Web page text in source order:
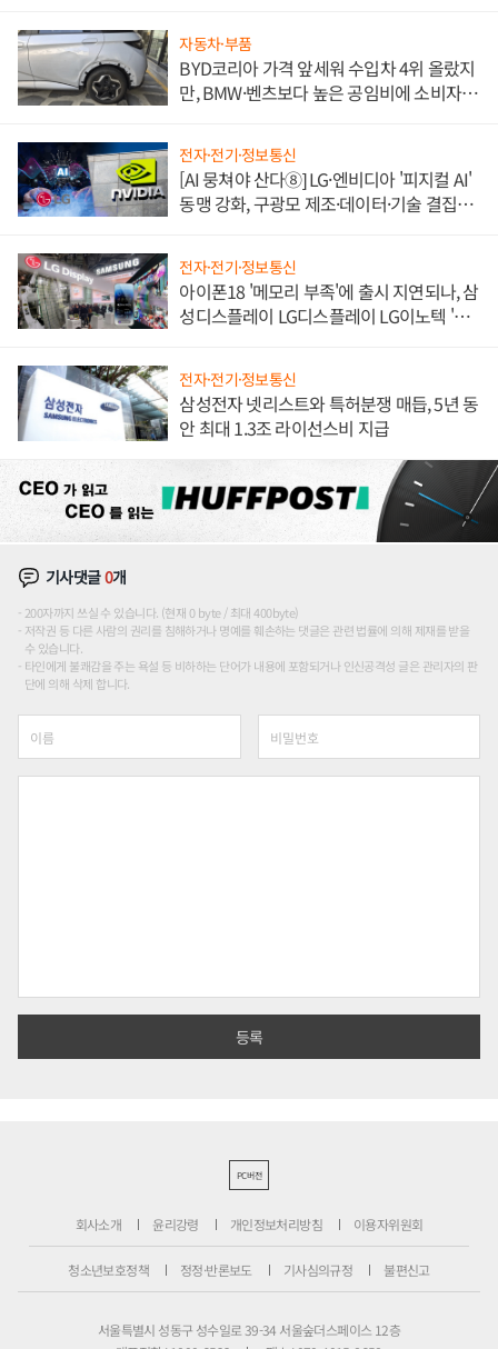
자동차·부품
BYD코리아 가격 앞세워 수입차 4위 올랐지
만, BMW·벤츠보다 높은 공임비에 소비자
전자·전기·정보통신
[AI 뭉쳐야 산다⑧] LG·엔비디아 '피지컬 AI'
동맹 강화, 구광모 제조·데이터·기술 결집
전자·전기·정보통신
아이폰18 '메모리 부족'에 출시 지연되나, 삼
성디스플레이 LG디스플레이 LG이노텍 '탈
전자·전기·정보통신
삼성전자 넷리스트와 특허분쟁 매듭, 5년 동
안 최대 1.3조 라이선스비 지급
기사댓글0개
200자까지 쓰실 수 있습니다. (현재 0 byte / 최대 400byte)
저작권 등 다른 사람의 권리를 침해하거나 명예를 훼손하는 댓글은 관련 법률에 의해 제재를 받을
수 있습니다.
타인에게 불쾌감을 주는 욕설 등 비하하는 단어가 내용에 포함되거나 인신공격성 글은 관리자의 판
단에 의해 삭제 합니다.
PC버전
회사소개 윤리강령 개인정보처리방침 이용자위원회
청소년보호정책 정정·반론보도 기사심의규정 불편신고
서울특별시 성동구 성수일로 39-34 서울숲더스페이스 12층